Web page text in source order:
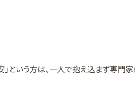
という方は、一人で抱え込まず専門